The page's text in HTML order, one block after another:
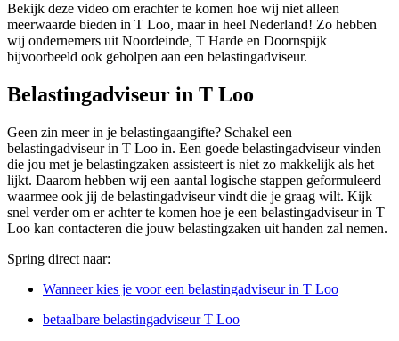
Bekijk deze video om erachter te komen hoe wij niet alleen
meerwaarde bieden in T Loo, maar in heel Nederland! Zo hebben
wij ondernemers uit Noordeinde, T Harde en Doornspijk
bijvoorbeeld ook geholpen aan een belastingadviseur.
Belastingadviseur in T Loo
Geen zin meer in je belastingaangifte? Schakel een
belastingadviseur in T Loo in. Een goede belastingadviseur vinden
die jou met je belastingzaken assisteert is niet zo makkelijk als het
lijkt. Daarom hebben wij een aantal logische stappen geformuleerd
waarmee ook jij de belastingadviseur vindt die je graag wilt. Kijk
snel verder om er achter te komen hoe je een belastingadviseur in T
Loo kan contacteren die jouw belastingzaken uit handen zal nemen.
Spring direct naar:
Wanneer kies je voor een belastingadviseur in T Loo
betaalbare belastingadviseur T Loo